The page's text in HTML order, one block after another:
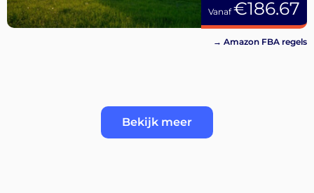
Vanaf€186.67
→ Amazon FBA regels
Bekijk meer